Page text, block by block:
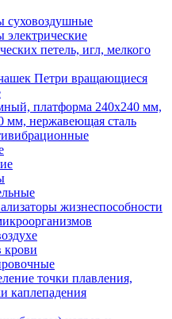
суховоздушные
электрические
петель, игл, мелкого
Петри вращающиеся
платформа 240х240 мм,
мм, нержавеющая сталь
жизнеспособности
крови
точки плавления,
каплепадения